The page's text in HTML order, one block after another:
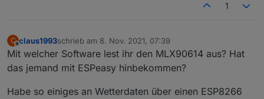
1
C
Offline
claus1993schrieb am 8. Nov. 2021, 07:39
zuletzt editiert von
Mit welcher Software lest ihr den MLX90614 aus? Hat
das jemand mit ESPeasy hinbekommen?
Habe so einiges an Wetterdaten über einen ESP8266